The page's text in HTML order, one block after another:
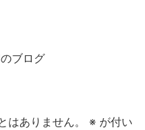
ブログ
はありません。 ※ が付い